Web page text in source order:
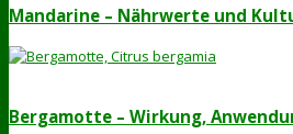
Mandarine – Nährwerte und
Bergamotte – Wirkung,